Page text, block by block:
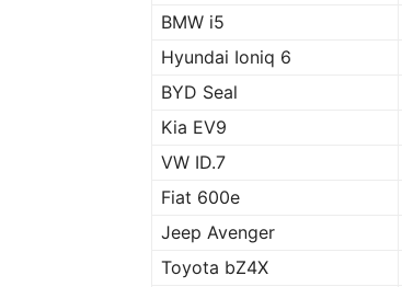
BMW i5
Hyundai Ioniq 6
BYD Seal
Kia EV9
VW ID.7
Fiat 600e
Jeep Avenger
Toyota bZ4X